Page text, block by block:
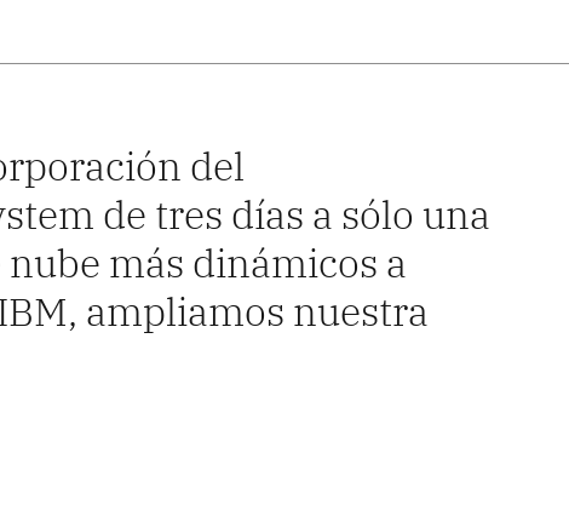
del
de tres días a sólo una
más dinámicos a
ampliamos nuestra